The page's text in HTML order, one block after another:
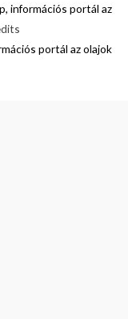
információs portál az
portál az olajok